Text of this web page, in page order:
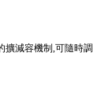
擴減容機制,可隨時